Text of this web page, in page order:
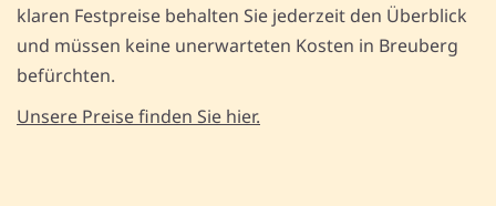
klaren Festpreise behalten Sie jederzeit den Überblick
und müssen keine unerwarteten Kosten in Breuberg
befürchten.
Unsere Preise finden Sie hier.